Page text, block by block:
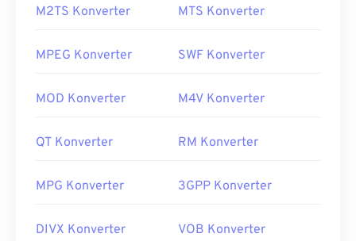
M2TS Konverter MTS Konverter
MPEG Konverter SWF Konverter
MOD Konverter M4V Konverter
QT Konverter RM Konverter
MPG Konverter 3GPP Konverter
DIVX Konverter VOB Konverter